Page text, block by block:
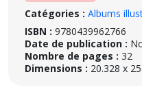
Catégories : Albums
ISBN : 9780439962766
Date de publication :
Nombre de pages : 32
Dimensions : 20.328 x